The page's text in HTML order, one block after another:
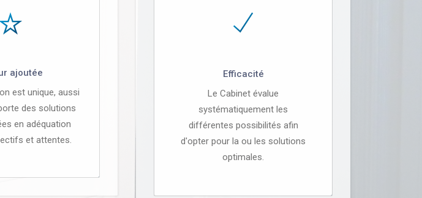
ajoutée
est unique, aussi
des solutions
en adéquation
et attentes.
Efficacité
Le Cabinet évalue
systématiquement les
différentes possibilités afin
d'opter pour la ou les solutions
optimales.